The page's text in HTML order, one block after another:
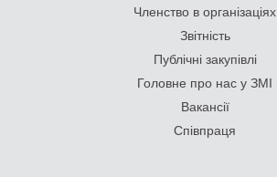
Членство в організаціях
Звітність
Публічні закупівлі
Головне про нас у ЗМІ
Вакансії
Співпраця